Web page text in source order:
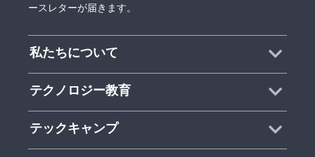
私たちについて
テクノロジー教育
テックキャンプ
ースレターが届きます。